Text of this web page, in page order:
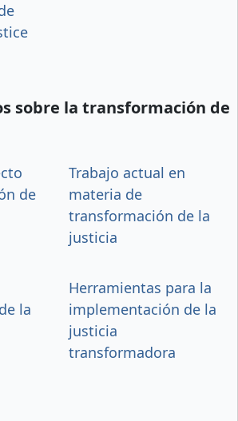
sobre la transformación de
de
Trabajo actual en
materia de
transformación de la
justicia
la
Herramientas para la
implementación de la
justicia
transformadora